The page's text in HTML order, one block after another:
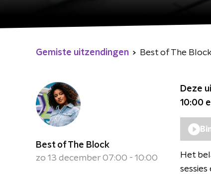
Gemiste uitzendingen Best of The
Best of The Block
zo 13 december 07:00 - 10:00
Deze
10:00
Het